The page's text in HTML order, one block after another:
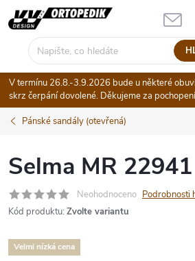
Přejít
na
V termínu 26.8.-3.9.2026 bude u některé
skrz čerpání dovolené. Děkujeme za
Pánské sandály (otevřená)
Selma MR
Neohodnoceno Podrobnosti
Kód produktu: Zvolte variantu
Velmi nízká cena